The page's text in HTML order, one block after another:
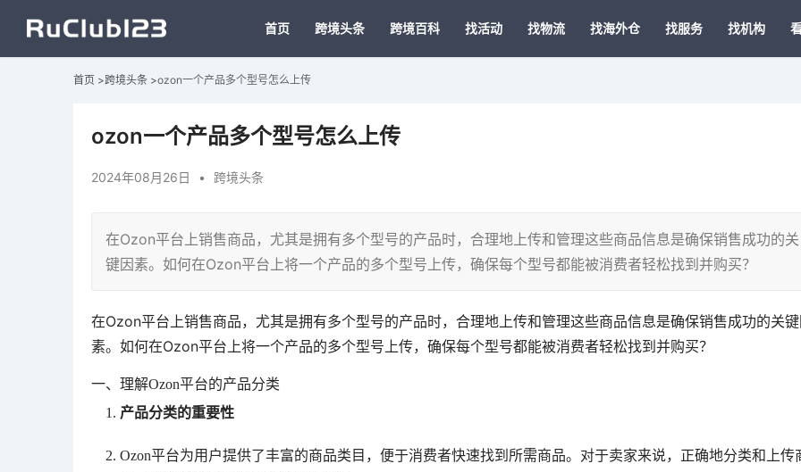
首页 跨境头条 跨境百科 找活动 找物流 找海外仓 找服务 找机构
首页 >跨境头条 >ozon一个产品多个型号怎么上传
ozon一个产品多个型号怎么上传
2024年08月26日 • 跨境头条
在Ozon平台上销售商品，尤其是拥有多个型号的产品时，合理地上传和管理这些商品信息是确保销售成功的关
键因素。如何在Ozon平台上将一个产品的多个型号上传，确保每个型号都能被消费者轻松找到并购买？
在Ozon平台上销售商品，尤其是拥有多个型号的产品时，合理地上传和管理这些商品信息是确保销售成功的关
素。如何在Ozon平台上将一个产品的多个型号上传，确保每个型号都能被消费者轻松找到并购买？
一、理解Ozon平台的产品分类
产品分类的重要性
Ozon平台为用户提供了丰富的商品类目，便于消费者快速找到所需商品。对于卖家来说，正确地分类和上传